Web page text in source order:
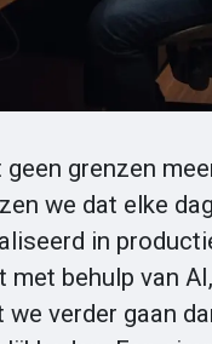
grenzen
we dat elke
in
met behulp van
we verder gaan